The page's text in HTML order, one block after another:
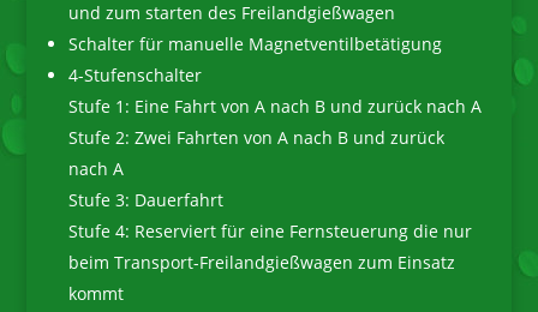
und zum starten des Freilandgießwagen
Schalter für manuelle Magnetventilbetätigung
4-Stufenschalter
Stufe 1: Eine Fahrt von A nach B und zurück nach A
Stufe 2: Zwei Fahrten von A nach B und zurück
nach A
Stufe 3: Dauerfahrt
Stufe 4: Reserviert für eine Fernsteuerung die nur
beim Transport-Freilandgießwagen zum Einsatz
kommt